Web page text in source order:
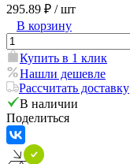
295.89 ₽ / шт
В корзину
Купить в 1 клик
Нашли дешевле
Рассчитать доставку
В наличии
Поделиться